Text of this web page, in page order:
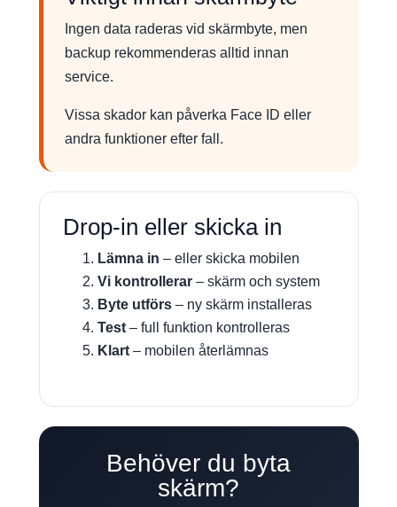
Ingen data raderas vid skärmbyte, men
backup rekommenderas alltid innan
service.
Vissa skador kan påverka Face ID eller
andra funktioner efter fall.
Drop-in eller skicka in
Lämna in – eller skicka mobilen
Vi kontrollerar – skärm och system
Byte utförs – ny skärm installeras
Test – full funktion kontrolleras
Klart – mobilen återlämnas
Behöver du byta
skärm?